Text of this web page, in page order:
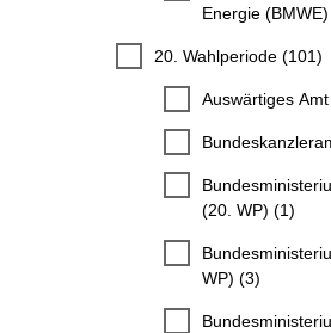
Energie
20. Wahlperiode (101)
Auswärtiges
(20. WP) (1)
WP) (3)